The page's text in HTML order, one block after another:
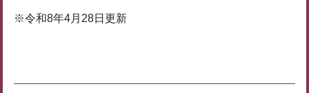
※令和8年4月28日更新